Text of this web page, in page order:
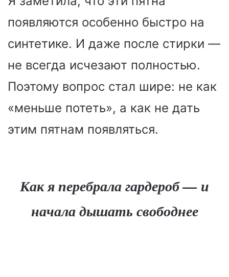
появляются особенно быстро на
синтетике. И даже после стирки —
не всегда исчезают полностью.
Поэтому вопрос стал шире: не как
«меньше потеть», а как не дать
этим пятнам появляться.
Как я перебрала гардероб — и
начала дышать свободнее